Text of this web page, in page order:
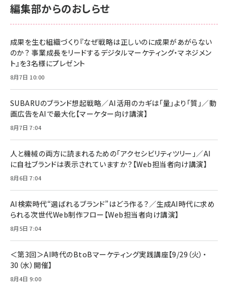
anan(アンアン)2026/06/24号 No.2500増刊
スペシャルエディション[王道エンタメの矜持／
￥1,100
anan(アンアン)2026/07/08号 No.2502[2026
￥880
ママ投資家が育休中に１億貯めた株式投資
組織の成果を最大化する ルールのデザイン
￥1,980
Amazonランキングをもっと見る
NIMASO ガラスフィルム iPhone 17 用 保護フィ
すい ガイド枠付き いPhone17 (6.3インチ) 対応
2枚セット DSP25F1698
￥1,599
￥6,980
全ワイヤレスイヤホン/アクティブノイズキャンセリ
技術基準適合】ブラック
￥5,990
ケーブル Anker絡まないケーブル 240W 結束バン
ド付き USB PD対応 シリコン素材採用 iPhone
17 / 16 / 15 / Galaxy iPad Pro MacBook
Pro/Air 各種対応 (1.8m ミッドナイトブラック)
￥1,890
Amazon eギフトカード - Amazonロゴ - クラ
￥5,000
Anker PowerLine III Flow USB-C & USB-C
Pro/Air 各種対応 (1.8m ミッドナイトブラック)
￥1,890
サッポロ 生ビール 黒ラベル 350ml 缶 24本 ビー
ル ケース買い【6/30応募〆切! 黒ラベルビヤセラー
￥4,857
編集部からのおしらせ
成果を生む組織づくり『なぜ戦略は正しいのに成果があがらない
のか？ 事業成長をリードするデジタルマーケティング・マネジメン
ト』を3名様にプレゼント
8月7日 10:00
SUBARUのブランド想起戦略／AI活用のカギは「量」より「質」／動
画広告をAIで最大化【マーケター向け講演】
8月7日 7:04
人と機械の両方に読まれるための「アクセシビリティツリー」／AI
に自社ブランドは表示されていますか？【Web担当者向け講演】
8月6日 7:04
AI検索時代“選ばれるブランド”はどう作る？／生成AI時代に求め
られる次世代Web制作フロー【Web担当者向け講演】
8月5日 7:04
＜第3回＞AI時代のBtoBマーケティング実践講座【9/29（火）・
30（水）開催】
8月4日 9:00